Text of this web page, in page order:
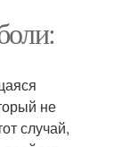
не
случай,